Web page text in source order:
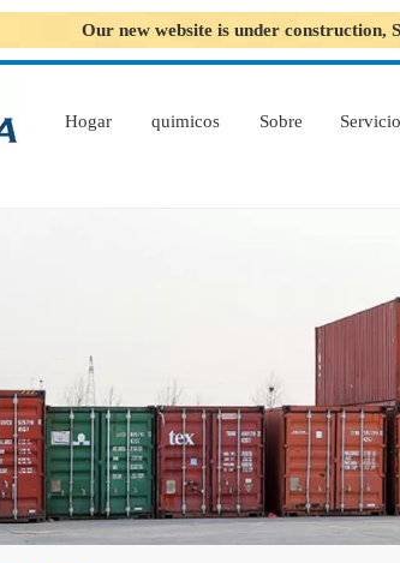
Our new website is under
Hogar quimicos Sobre Servicio